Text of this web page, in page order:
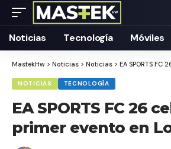
Noticias Tecnología Móviles
MastekHw > Noticias > Noticias > EA SPORTS FC 26
NOTICIAS TECNOLOGÍA
EA SPORTS FC 26
primer evento en